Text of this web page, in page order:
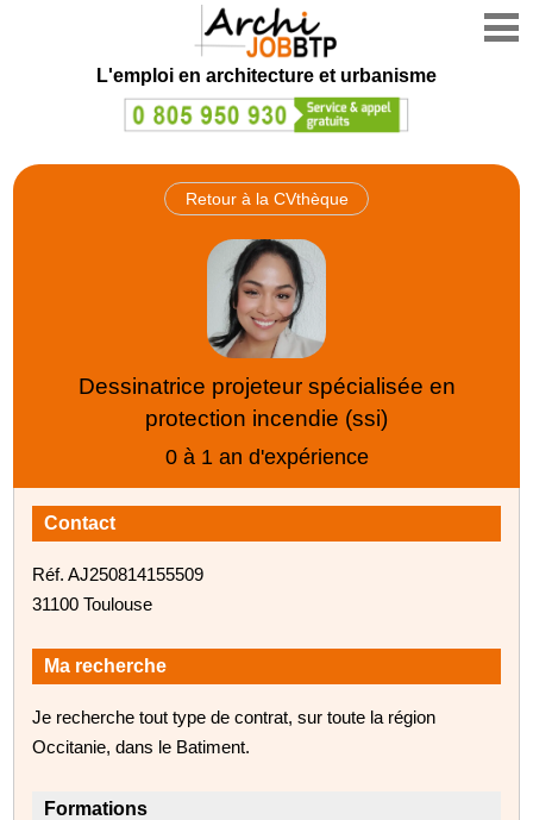
L'emploi en architecture et urbanisme
Retour à la CVthèque
Dessinatrice projeteur spécialisée en
protection incendie (ssi)
0 à 1 an d'expérience
Contact
Réf. AJ250814155509
31100 Toulouse
Ma recherche
Je recherche tout type de contrat, sur toute la région
Occitanie, dans le Batiment.
Formations